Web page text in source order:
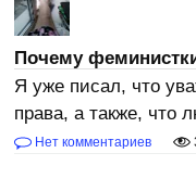
Почему
Я уже писал, что
права, а также, что
Нет комментариев